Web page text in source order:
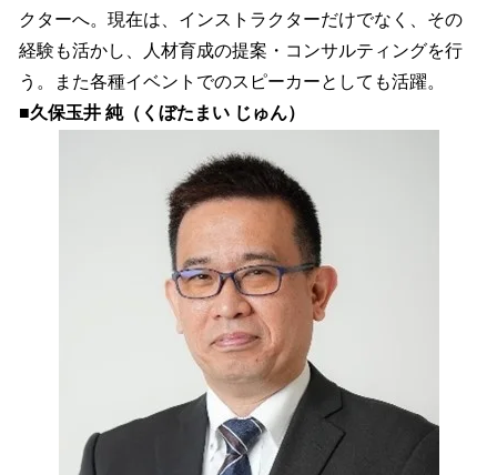
クターへ。現在は、インストラクターだけでなく、その
経験も活かし、人材育成の提案・コンサルティングを行
う。また各種イベントでのスピーカーとしても活躍。
■久保玉井 純（くぼたまい じゅん）